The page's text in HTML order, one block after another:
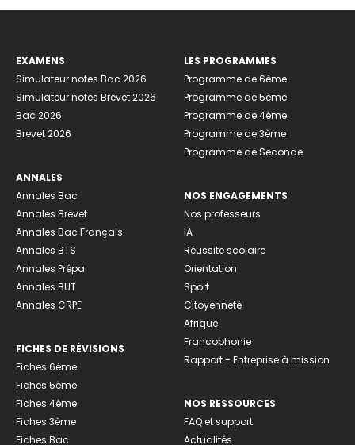
EXAMENS
Simulateur notes Bac 2026
Simulateur notes Brevet 2026
Bac 2026
Brevet 2026
ANNALES
Annales Bac
Annales Brevet
Annales Bac Français
Annales BTS
Annales Prépa
Annales BUT
Annales CRPE
FICHES DE RÉVISIONS
Fiches 6ème
Fiches 5ème
Fiches 4ème
Fiches 3ème
Fiches Bac
LES PROGRAMMES
Programme de 6ème
Programme de 5ème
Programme de 4ème
Programme de 3ème
Programme de Seconde
NOS ENGAGEMENTS
Nos professeurs
IA
Réussite scolaire
Orientation
Sport
Citoyenneté
Afrique
Francophonie
Rapport - Entreprise à mission
NOS RESSOURCES
FAQ et support
Actualités